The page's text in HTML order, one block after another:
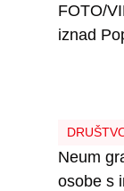
FOTO/
iznad
Neum
osobe s